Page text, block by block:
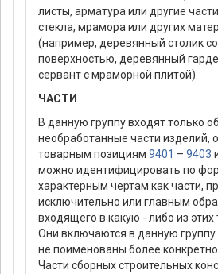
листы, арматура или другие
стекла, мрамора или других
(например, деревянный столик
поверхностью, деревянный
сервант с мраморной плитой).
ЧАСТИ
В данную группу входят только
необработанные части изделий,
товарным позициям 9401 – 9403
можно идентифицировать по
характерным чертам как части,
исключительно или главным
входящего в какую - либо из этих
Они включаются в данную группу
не поименованы более конкретно
Части сборных строительных